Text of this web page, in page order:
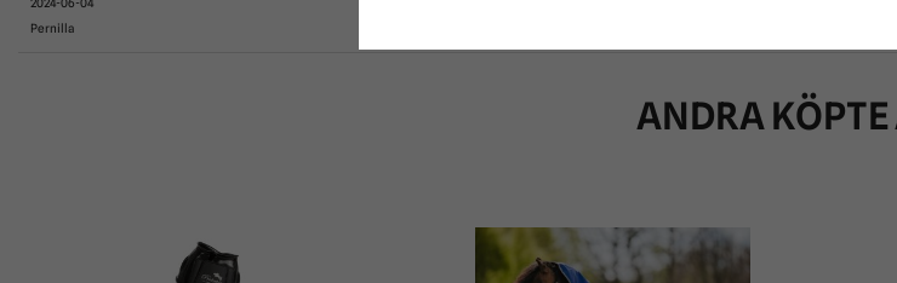
Pernilla
ANDRA KÖPTE